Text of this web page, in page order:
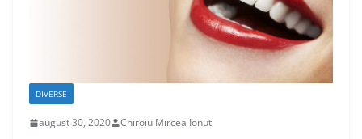
DIVERSE
august 30, 2020 Chiroiu Mircea Ionut